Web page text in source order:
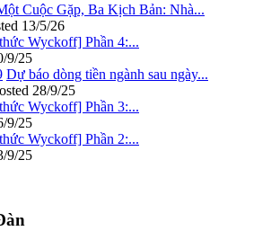
Cuộc Gặp, Ba Kịch Bản: Nhà...
13/5/26
Wyckoff] Phần 4:...
9/25
Dự báo dòng tiền ngành sau ngày...
28/9/25
Wyckoff] Phần 3:...
9/25
Wyckoff] Phần 2:...
9/25